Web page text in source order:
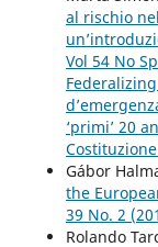
al rischio
Vol 54 No
‘primi’ 20
Gábor
the
39 No. 2
Rolando